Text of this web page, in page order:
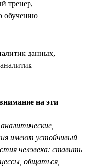
тренер,
обучению
данных,
на эти
имеют устойчивый
человека: ставить
общаться,